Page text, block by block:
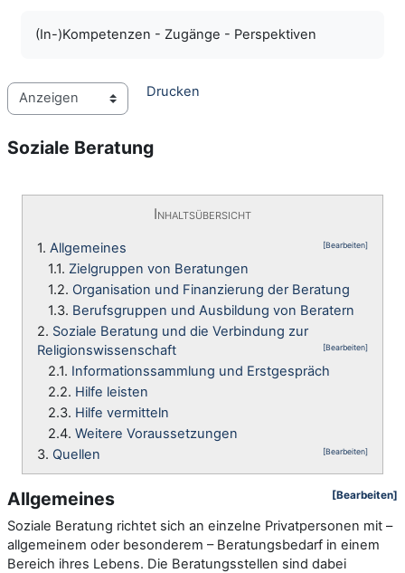
(In-)Kompetenzen - Zugänge - Perspektiven
Drucken
Soziale Beratung
Inhaltsübersicht
1. Allgemeines [Bearbeiten]
1.1. Zielgruppen von Beratungen
1.2. Organisation und Finanzierung der Beratung
1.3. Berufsgruppen und Ausbildung von Beratern
2. Soziale Beratung und die Verbindung zur
Religionswissenschaft
[Bearbeiten]
2.1. Informationssammlung und Erstgespräch
2.2. Hilfe leisten
2.3. Hilfe vermitteln
2.4. Weitere Voraussetzungen
3. Quellen [Bearbeiten]
Allgemeines [Bearbeiten]
Soziale Beratung richtet sich an einzelne Privatpersonen mit –
allgemeinem oder besonderem – Beratungsbedarf in einem
Bereich ihres Lebens. Die Beratungsstellen sind dabei